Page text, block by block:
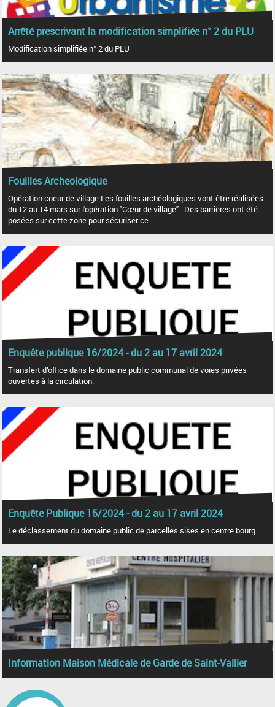
Arrêté prescrivant la modification simplifiée n° 2 du PLU
Modification simplifiée n° 2 du PLU
Fouilles Archeologique
Opération coeur de village Les fouilles archéologiques vont être réalisées
du 12 au 14 mars sur l'opération "Cœur de village" Des barrières ont été
posées sur cette zone pour sécuriser ce
Enquête publique 16/2024 - du 2 au 17 avril 2024
Transfert d’office dans le domaine public communal de voies privées
ouvertes à la circulation.
Enquête Publique 15/2024 - du 2 au 17 avril 2024
Le déclassement du domaine public de parcelles sises en centre bourg.
Information Maison Médicale de Garde de Saint-Vallier